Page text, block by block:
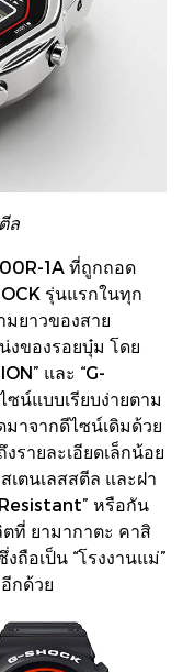
ล
1A ที่ถูกถอด
รุ่นแรกในทุก
มยาวของสาย
ของรอยบุ๋ม โดย
และ “G-
ซน์แบบเรียบง่ายตาม
าจากดีไซน์เดิมด้วย
รายละเอียดเล็กน้อย
เตนเลสสตีล และฝา
หรือกัน
ที่ ยามากาตะ คาสิ
อเป็น “โรงงานแม่”
กด้วย